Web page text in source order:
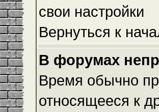
свои настройки
Вернуться к
В форумах
Время обычно
относящееся к